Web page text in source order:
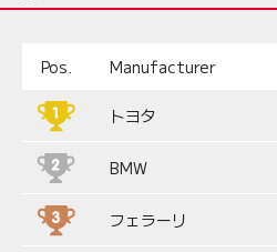
Pos. Manufacturer
トヨタ
BMW
フェラーリ